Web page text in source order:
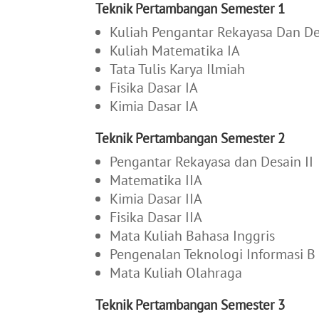
Teknik Pertambangan Semester 1
Kuliah Pengantar Rekayasa Dan
Kuliah Matematika IA
Tata Tulis Karya Ilmiah
Fisika Dasar IA
Kimia Dasar IA
Teknik Pertambangan Semester 2
Pengantar Rekayasa dan Desain II
Matematika IIA
Kimia Dasar IIA
Fisika Dasar IIA
Mata Kuliah Bahasa Inggris
Pengenalan Teknologi Informasi B
Mata Kuliah Olahraga
Teknik Pertambangan Semester 3